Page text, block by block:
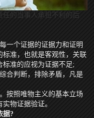
任的当事人承担不利的后
一个证据的证据力和证明
标准，也就是客观性，关联
标准的应视为证据不足;
合判断，排除矛盾，凡是
按照唯物主义的基本立场
物证据验证。
据?